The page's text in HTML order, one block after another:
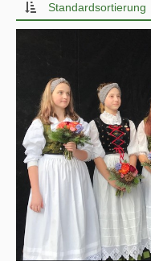
Standardsortierung